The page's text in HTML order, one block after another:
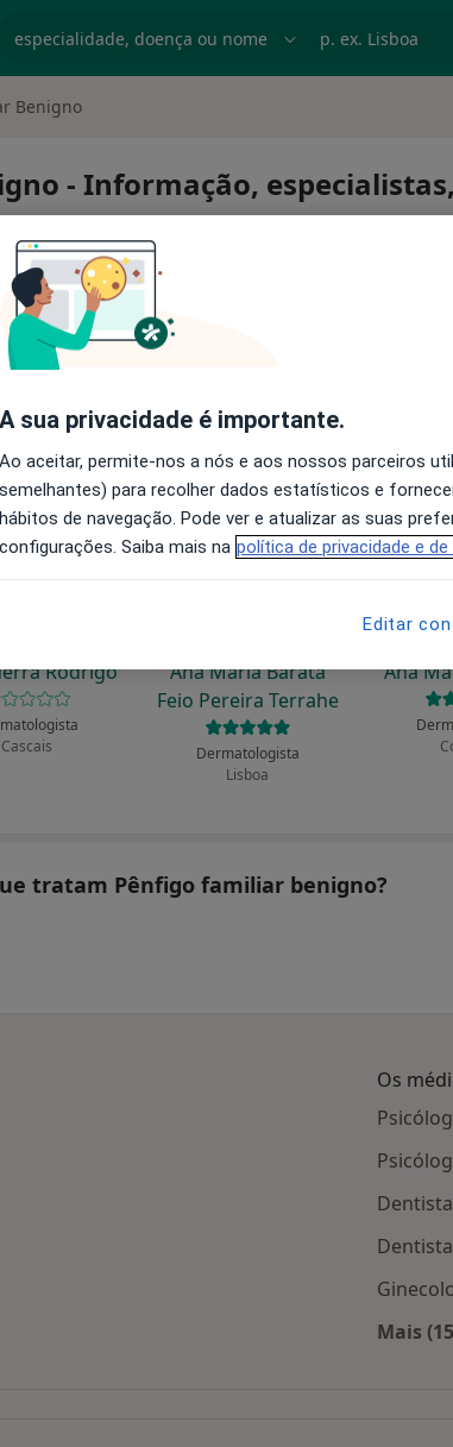
Benigno
- Informação,
Hailey-Hailey
benigno
Rodrigo
Cascais
Ana Maria Barata
Feio Pereira Terrahe
Dermatologista
Lisboa
Ana
tratam Pênfigo familiar benigno?
Os
Mais
A sua privacidade é importante.
Ao aceitar, permite-nos a nós e aos nossos parceiros
semelhantes) para recolher dados estatísticos e
hábitos de navegação. Pode ver e atualizar as suas
configurações. Saiba mais na política de privacidade e
Editar